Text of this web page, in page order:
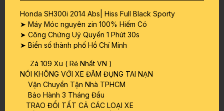
Honda SH300i 2014 Abs| Hiss Full Black Sporty
➤ Máy Móc nguyên zin 100% Hiếm Có
➤ Công Chứng Uỷ Quyền 1 Phút 30s
➤ Biển số thành phố Hồ Chí Minh
Zá 109 Xu ( Rẻ Nhất VN )
NÓI KHÔNG VỚI XE ĐÂM ĐỤNG TAI NẠN
Vận Chuyển Tận Nhà TPHCM
Bảo Hành 3 Tháng Đầu
TRAO ĐỔI TẤT CẢ CÁC LOẠI XE